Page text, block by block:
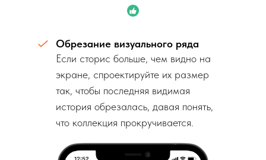
Обрезание визуального ряда
Если сторис больше, чем видно на
экране, спроектируйте их размер
так, чтобы последняя видимая
история обрезалась, давая понять,
что коллекция прокручивается.